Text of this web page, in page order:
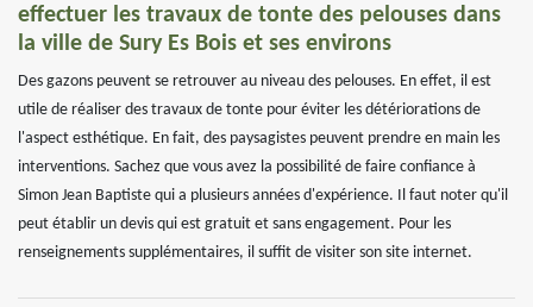
effectuer les travaux de tonte des pelouses dans
la ville de Sury Es Bois et ses environs
Des gazons peuvent se retrouver au niveau des pelouses. En effet, il est
utile de réaliser des travaux de tonte pour éviter les détériorations de
l'aspect esthétique. En fait, des paysagistes peuvent prendre en main les
interventions. Sachez que vous avez la possibilité de faire confiance à
Simon Jean Baptiste qui a plusieurs années d'expérience. Il faut noter qu'il
peut établir un devis qui est gratuit et sans engagement. Pour les
renseignements supplémentaires, il suffit de visiter son site internet.